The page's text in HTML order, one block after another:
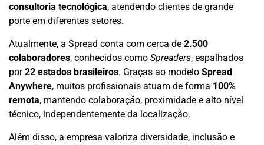
consultoria tecnológica, atendendo clientes de grande
porte em diferentes setores.
Atualmente, a Spread conta com cerca de 2.500
colaboradores, conhecidos como Spreaders, espalhados
por22 estados brasileiros. Graças ao modelo Spread
Anywhere, muitos profissionais atuam de forma 100%
remota, mantendo colaboração, proximidade e alto nível
técnico, independentemente da localização.
Além disso, a empresa valoriza diversidade, inclusão e